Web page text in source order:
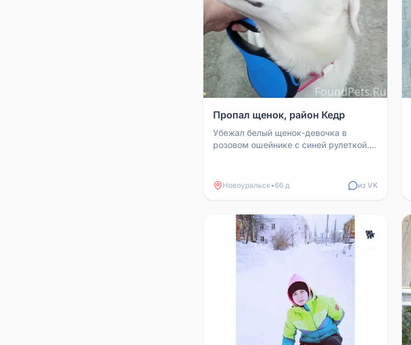
Пропал щенок, район Кедр
Убежал белый щенок-девочка в
розовом ошейнике с синей рулеткой.
Новоуральск•66 д из VK
🐕